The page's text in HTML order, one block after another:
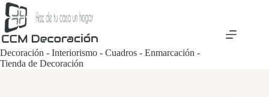
Saltar
al
contenido
Decoración - Interiorismo - Cuadros - Enmarcación -
Tienda de Decoración